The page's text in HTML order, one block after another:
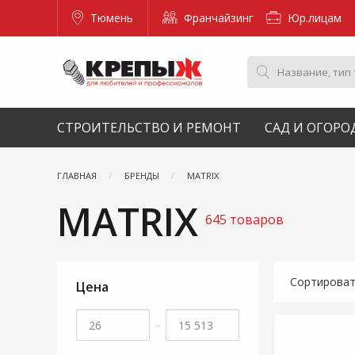
Тюмень Франчайзинг Юр.лицам
СТРОИТЕЛЬСТВО И РЕМОНТ САД И
ГЛАВНАЯ БРЕНДЫ MATRIX
MATRIX 645 товаров
Цена
–